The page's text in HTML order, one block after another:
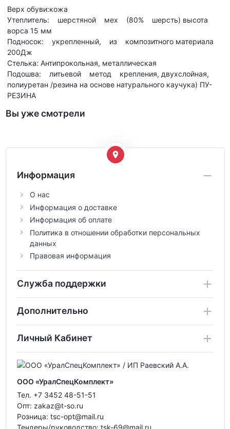
Верх обуви:кожа
Утеплитель: шерстяной мех (80% шерсть) высота
ворса 15 мм
Подносок: укрепленный, из композитного материала
200Дж
Стелька: Антипрокольная, металлическая
Подошва: литьевой метод крепления, двухслойная,
полиуретан /резина на основе натурального каучука) ПУ-
РЕЗИНА
Вы уже смотрели
Информация
О нас
Информация о доставке
Информация об оплате
Политика в отношении обработки персональных
данных
Правовая информация
Служба поддержки
Дополнительно
Личный Кабинет
ООО «УралСпецКомплект»
Тел. +7 3452 48-51-51
Опт: zakaz@t-so.ru
Розница: tsc-opt@mail.ru
Тендеры/руководство: tsk-69@mail.ru